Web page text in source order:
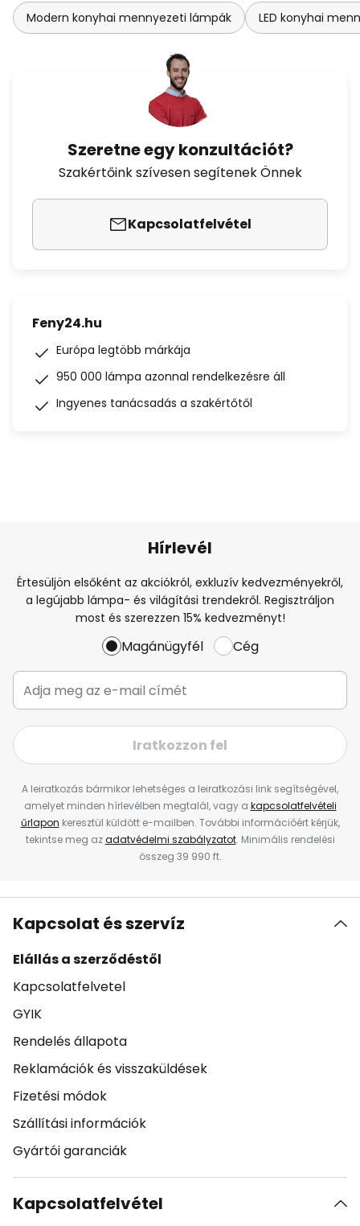
Modern konyhai mennyezeti lámpák LED konyhai
Szeretne egy konzultációt?
Szakértőink szívesen segítenek Önnek
Kapcsolatfelvétel
Feny24.hu
Európa legtöbb márkája
950 000 lámpa azonnal rendelkezésre áll
Ingyenes tanácsadás a szakértőtől
Hírlevél
Értesüljön elsőként az akciókról, exkluzív kedvezményekről,
a legújabb lámpa- és világítási trendekről. Regisztráljon
most és szerezzen 15% kedvezményt!
Magánügyfél Cég
Iratkozzon fel
A leiratkozás bármikor lehetséges a leiratkozási link segítségével,
amelyet minden hírlevélben megtalál, vagy a kapcsolatfelvételi
űrlapon keresztül küldött e-mailben. További információért kérjük,
tekintse meg azadatvédelmi szabályzatot. Minimális rendelési
összeg 39 990 ft.
Kapcsolat és szervíz
Elállás a szerződéstől
Kapcsolatfelvetel
GYIK
Rendelés állapota
Reklamációk és visszaküldések
Fizetési módok
Szállítási információk
Gyártói garanciák
Kapcsolatfelvétel